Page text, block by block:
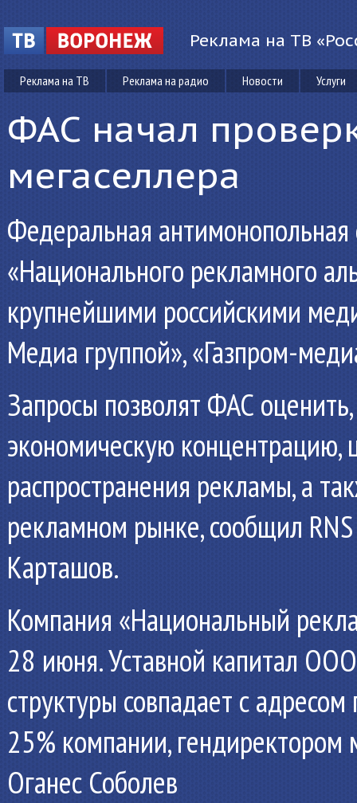
Реклама на ТВ
Реклама на ТВ Реклама на радио Новости Услуги
ФАС начал
мегаселлера
Федеральная
«Национального рекламного
крупнейшими российскими
Медиа группой», «Газпром-
Запросы позволят ФАС
экономическую концентрацию,
распространения рекламы, а
рекламном рынке, сообщил
Карташов.
Компания «Национальный
28 июня. Уставной капитал
структуры совпадает с
25% компании, гендиректором
Оганес Соболев